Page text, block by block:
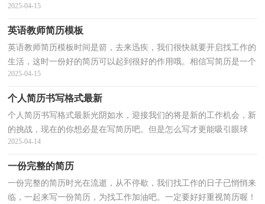
必这让大家都很苦恼吧，以下是小编精心整理的商务代表个人...
2025-04-15
英语教师简历模板
英语教师简历模板时间是箭，去来迅疾，我们很快就要开启找工作的
生活，这时一份好的简历可以起到很好的作用哦。相信写简历是一个
让许多人都头痛的问题，下面是小编为大家整理的英语...
2025-04-15
个人简历书写格式最新
个人简历书写格式最新光阴如水，迎接我们的将是新的工作机会，新
的挑战，现在的你想必是在写简历吧。但是怎么写才更能吸引眼球
呢？下面是小编帮大家整理的个人简历书写格式最新，希望...
2025-04-14
一份完整的简历
一份完整的简历时光在流逝，从不停歇，我们找工作的日子已悄悄来
临，一起来写一份简历，为找工作加油吧。一定要好好重视简历喔！